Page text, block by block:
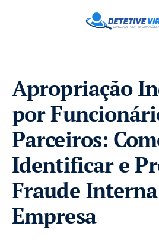
Apropriação
por
Parceiros:
Identificar e
Fraude
Empresa